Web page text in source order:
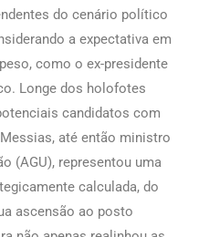
do cenário político
a expectativa em
como o ex-presidente
Longe dos holofotes
candidatos com
até então ministro
(AGU), representou uma
calculada, do
ascensão ao posto